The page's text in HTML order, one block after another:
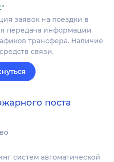
заявок на поездки в
передача информации
трансфера. Наличие
связи.
поста
систем автоматической